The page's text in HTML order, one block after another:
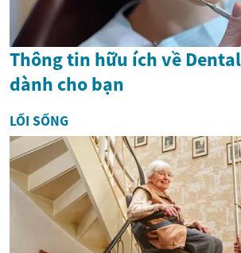
Thông tin hữu ích về
dành cho bạn
LỐI SỐNG